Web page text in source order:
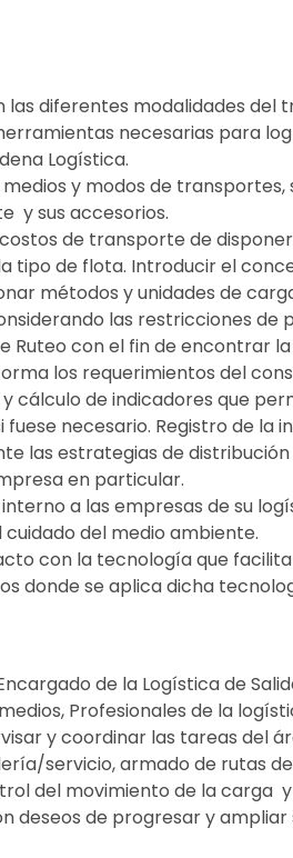
las diferentes modalidades del
necesarias para
Logística.
y modos de
y sus accesorios.
de transporte de
tipo de flota. Introducir el
métodos y unidades de
las restricciones de
Ruteo con el fin de encontrar
los requerimientos del
cálculo de indicadores que
necesario. Registro de la
las estrategias de
en particular.
a las empresas de su
cuidado del medio ambiente.
con la tecnología que
donde se aplica dicha
de la Logística de
Profesionales de la
y coordinar las tareas del
servicio, armado de rutas
del movimiento de la carga
deseos de progresar y